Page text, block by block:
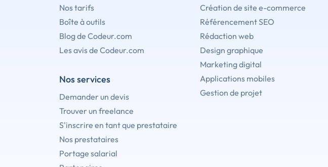
Nos tarifs
Boîte à outils
Blog de Codeur.com
Les avis de Codeur.com
Nos services
Demander un devis
Trouver un freelance
S'inscrire en tant que prestataire
Nos prestataires
Portage salarial
Création de site e-commerce
Référencement SEO
Rédaction web
Design graphique
Marketing digital
Applications mobiles
Gestion de projet